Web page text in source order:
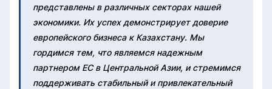
представлены в различных секторах нашей
экономики. Их успех демонстрирует доверие
европейского бизнеса к Казахстану. Мы
гордимся тем, что являемся надежным
партнером ЕС в Центральной Азии, и стремимся
поддерживать стабильный и привлекательный